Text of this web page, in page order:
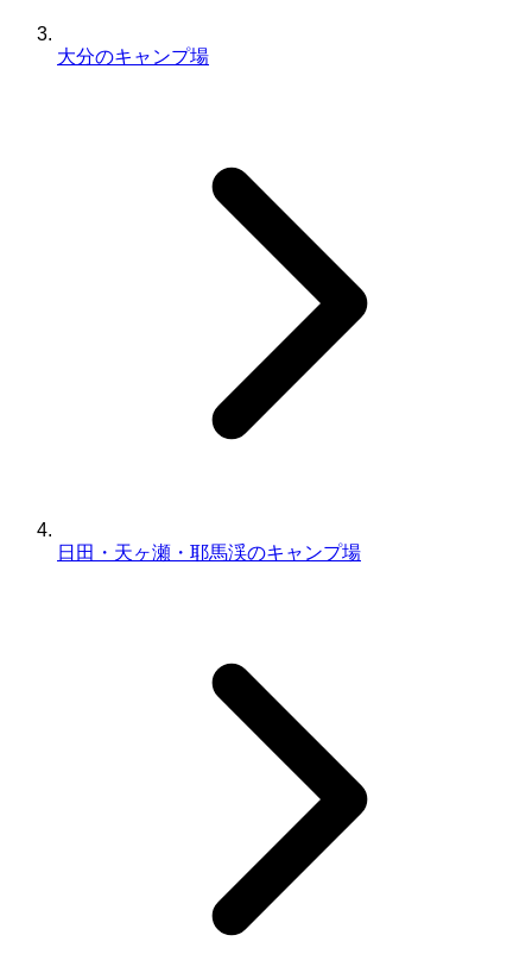
大分のキャンプ場
日田・天ヶ瀬・耶馬渓のキャンプ場